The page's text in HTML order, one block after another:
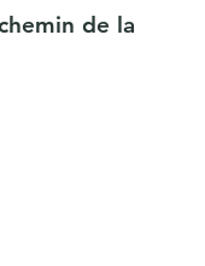
de la